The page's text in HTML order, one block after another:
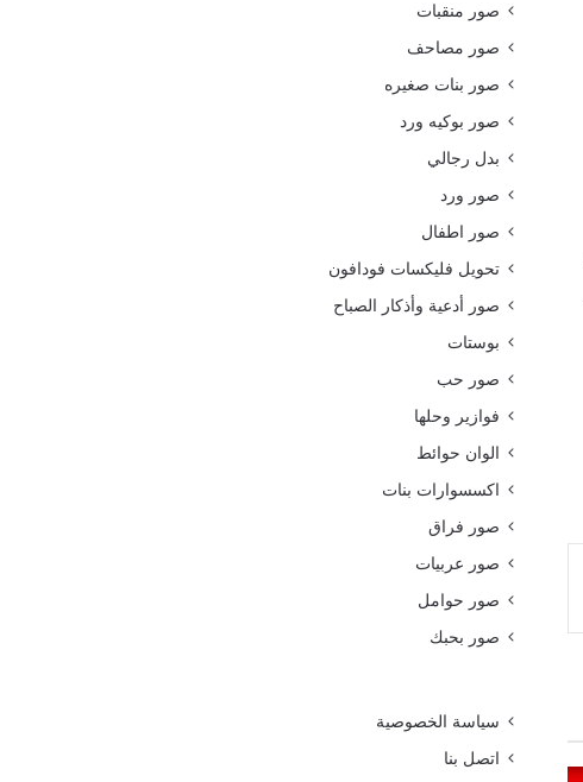
صور منقبات
صور مصاحف
صور بنات صغيره
صور بوكيه ورد
بدل رجالي
صور ورد
صور اطفال
تحويل فليكسات فودافون
صور أدعية وأذكار الصباح
بوستات
صور حب
فوازير وحلها
الوان حوائط
اكسسوارات بنات
صور فراق
صور عربيات
صور حوامل
صور بحبك
سياسة الخصوصية
اتصل بنا